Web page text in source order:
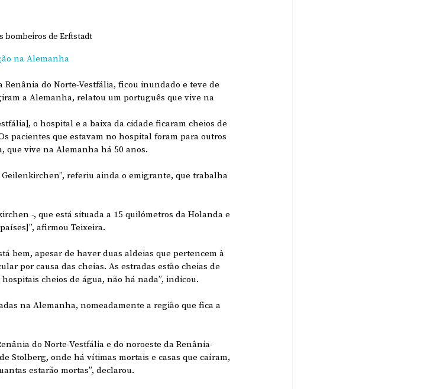
bombeiros de Erftstadt
na Alemanha
do Norte-Vestfália, ficou inundado e teve de
a Alemanha, relatou um português que vive na
o hospital e a baixa da cidade ficaram cheios de
pacientes que estavam no hospital foram para outros
que vive na Alemanha há 50 anos.
referiu ainda o emigrante, que trabalha
-, que está situada a 15 quilómetros da Holanda e
afirmou Teixeira.
bem, apesar de haver duas aldeias que pertencem à
por causa das cheias. As estradas estão cheias de
cheios de água, não há nada”, indicou.
na Alemanha, nomeadamente a região que fica a
do Norte-Vestfália e do noroeste da Renânia-
Stolberg, onde há vítimas mortais e casas que caíram,
estarão mortas”, declarou.